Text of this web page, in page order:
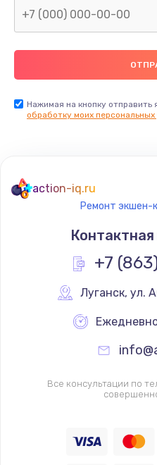
Нажимая на кнопку отправить
обработку моих персональных
action-iq.ru
Ремонт экшен-
+7
Луганск, ул.
Все консультации по